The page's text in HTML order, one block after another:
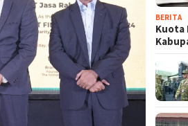
BERITA
Kuota